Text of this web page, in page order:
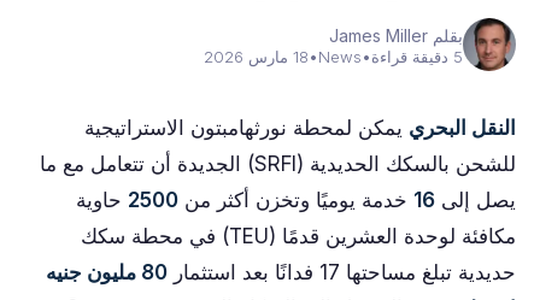
بقلم James Miller
5 دقيقة قراءة •
News
•18 مارس 2026
النقل البحري يمكن لمحطة نورثهامبتون الاستراتيجية
للشحن بالسكك الحديدية (SRFI) الجديدة أن تتعامل مع ما
يصل إلى 16 خدمة يوميًا وتخزن أكثر من 2500 حاوية
مكافئة لوحدة العشرين قدمًا (TEU) في محطة سكك
حديدية تبلغ مساحتها 17 فدانًا بعد استثمار
80 مليون جنيه